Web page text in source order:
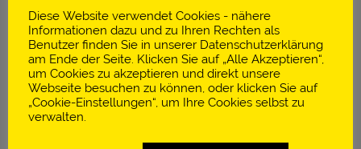
Diese Website verwendet Cookies - nähere
Informationen dazu und zu Ihren Rechten als
Benutzer finden Sie in unserer Datenschutzerklärung
am Ende der Seite. Klicken Sie auf „Alle Akzeptieren“,
um Cookies zu akzeptieren und direkt unsere
Webseite besuchen zu können, oder klicken Sie auf
„Cookie-Einstellungen“, um Ihre Cookies selbst zu
verwalten.